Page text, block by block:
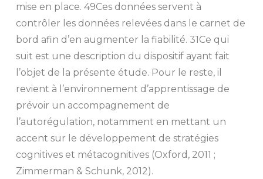
mise en place. 49Ces données servent à
contrôler les données relevées dans le carnet de
bord afin d’en augmenter la fiabilité. 31Ce qui
suit est une description du dispositif ayant fait
l’objet de la présente étude. Pour le reste, il
revient à l’environnement d’apprentissage de
prévoir un accompagnement de
l’autorégulation, notamment en mettant un
accent sur le développement de stratégies
cognitives et métacognitives (Oxford, 2011 ;
Zimmerman & Schunk, 2012).